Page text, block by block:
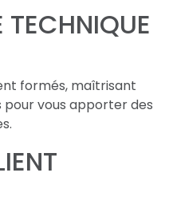
TECHNIQUE
formés, maîtrisant
vous apporter des